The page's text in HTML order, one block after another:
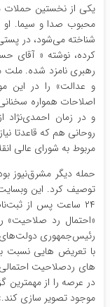
یکی از نخستین حملات
محبوب صدا و سیما. او
شناخته می‌شود، در
کرده، نوشته « آقای
رهبری نامزد شده. ملت
و عدالت» را در این
اصلاحات همواره
و در زمان
روحانی هم که قاعدتا
مربوط به شورای عالی
حمله دیگر مشرق‌نیوز
توصیف کرد. این
۲۴ ساعت پس از
«احتمال رد صلاحیت»
رئیس‌جمهوری دولت‌های
با تعریض هایی نسبت
های ردصلاحیت
در عرصه را از مهمترین
موجود تصویر سازی